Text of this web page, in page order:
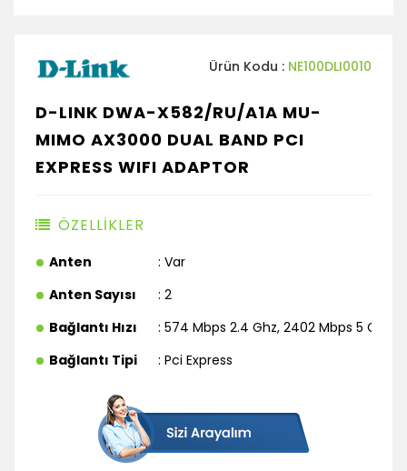
Ürün Kodu : NE100DLI0010
D-LINK DWA-X582/RU/A1A MU-
MIMO AX3000 DUAL BAND PCI
EXPRESS WIFI ADAPTOR
ÖZELLİKLER
Anten
: Var
Anten Sayısı
: 2
Bağlantı Hızı
: 574 Mbps 2.4 Ghz, 2402 Mbps 5 Ghz
Bağlantı Tipi
: Pci Express